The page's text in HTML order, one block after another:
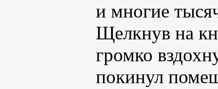
и многие
Щелкнув на
громко
покинул